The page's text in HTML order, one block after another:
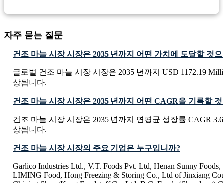
자주 묻는 질문
건조 마늘 시장 시장은 2035 년까지 어떤 가치에 도달할 것
글로벌 건조 마늘 시장 시장은 2035 년까지 USD 1172.19
상됩니다.
건조 마늘 시장 시장은 2035 년까지 어떤 CAGR을 기록할
건조 마늘 시장 시장은 2035 년까지 연평균 성장률 CAGR
상됩니다.
건조 마늘 시장 시장의 주요 기업은 누구입니까?
Garlico Industries Ltd., V.T. Foods Pvt. Ltd, Henan Sunny
LIMING Food, Hong Freezing & Storing Co., Ltd of Jinxiang